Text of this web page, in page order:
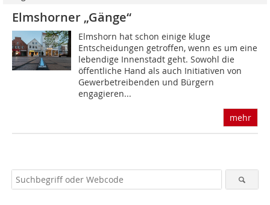
Elmshorner „Gänge“
Elmshorn hat schon einige kluge
Entscheidungen getroffen, wenn es um eine
lebendige Innenstadt geht. Sowohl die
öffentliche Hand als auch Initiativen von
Gewerbetreibenden und Bürgern
engagieren...
mehr